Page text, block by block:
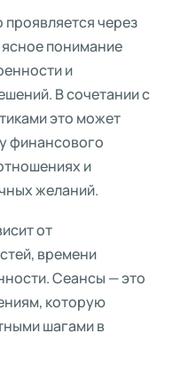
через
понимание
и
В сочетании с
это может
финансового
и
желаний.
от
времени
Сеансы — это
которую
шагами в